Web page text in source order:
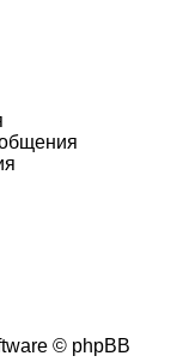
© phpBB